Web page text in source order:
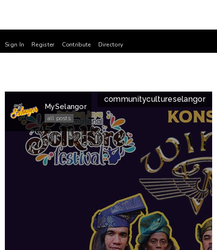
Sign In Register Contribute Directory
MySelangor
all posts
communitycultureselangor